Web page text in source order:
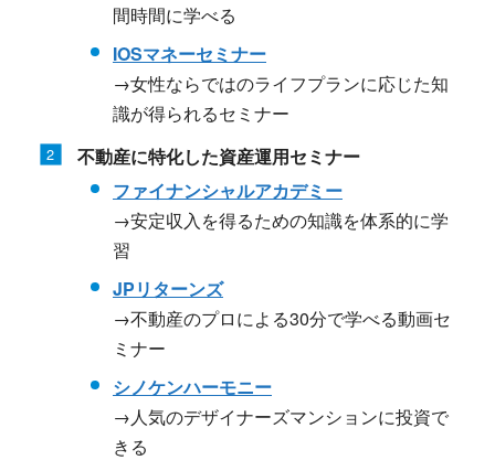
間時間に学べる
IOSマネーセミナー
→女性ならではのライフプランに応じた知
識が得られるセミナー
不動産に特化した資産運用セミナー
ファイナンシャルアカデミー
→安定収入を得るための知識を体系的に学
習
JPリターンズ
→不動産のプロによる30分で学べる動画セ
ミナー
シノケンハーモニー
→人気のデザイナーズマンションに投資で
きる